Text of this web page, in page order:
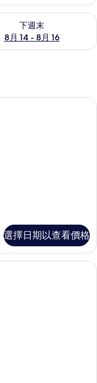
下週末
8月 14 - 8月 16
末 (8月 14 - 8月 16)
選擇日期以查看價格